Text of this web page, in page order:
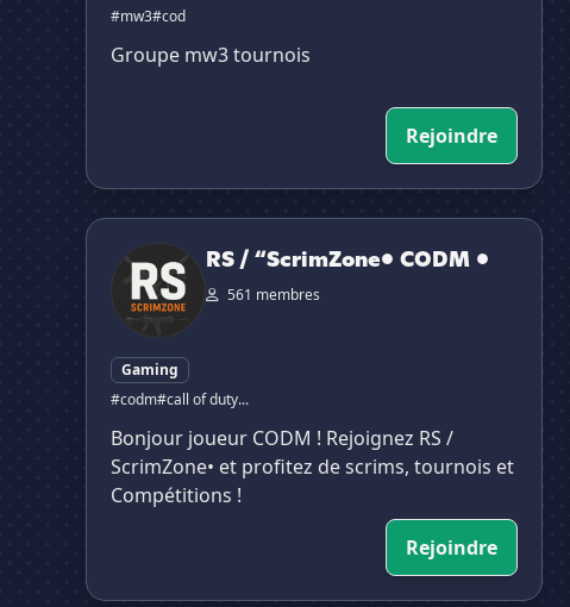
#mw3#cod
Groupe mw3 tournois
Rejoindre
RS / “ScrimZone• CODM •
RS / “ScrimZone• CODM •
561 membres
Gaming
#codm#call of duty...
Bonjour joueur CODM ! Rejoignez RS /
ScrimZone• et profitez de scrims, tournois et
Compétitions !
Rejoindre